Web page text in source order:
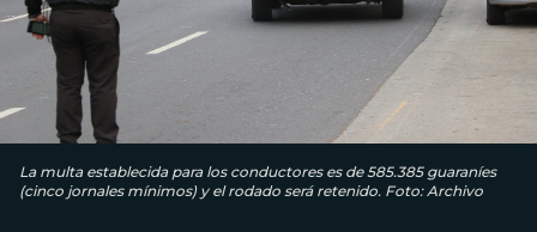
La multa establecida para los conductores es de 585.385 guaraníes
(cinco jornales mínimos) y el rodado será retenido. Foto: Archivo